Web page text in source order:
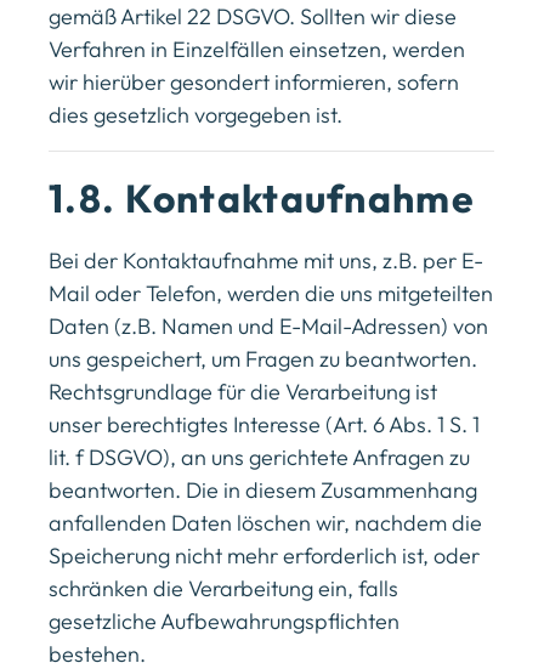
gemäß Artikel 22 DSGVO. Sollten wir diese
Verfahren in Einzelfällen einsetzen, werden
wir hierüber gesondert informieren, sofern
dies gesetzlich vorgegeben ist.
1.8. Kontaktaufnahme
Bei der Kontaktaufnahme mit uns, z.B. per E-
Mail oder Telefon, werden die uns mitgeteilten
Daten (z.B. Namen und E-Mail-Adressen) von
uns gespeichert, um Fragen zu beantworten.
Rechtsgrundlage für die Verarbeitung ist
unser berechtigtes Interesse (Art. 6 Abs. 1 S. 1
lit. f DSGVO), an uns gerichtete Anfragen zu
beantworten. Die in diesem Zusammenhang
anfallenden Daten löschen wir, nachdem die
Speicherung nicht mehr erforderlich ist, oder
schränken die Verarbeitung ein, falls
gesetzliche Aufbewahrungspflichten
bestehen.